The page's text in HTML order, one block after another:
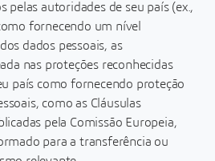
pelas autoridades de seu país (ex.,
fornecendo um nível
dados pessoais, as
nas proteções reconhecidas
país como fornecendo proteção
como as Cláusulas
pela Comissão Europeia,
para a transferência ou